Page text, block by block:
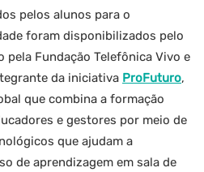
pelos alunos para o
foram disponibilizados pelo
pela Fundação Telefônica Vivo e
da iniciativa ProFuturo,
que combina a formação
e gestores por meio de
que ajudam a
de aprendizagem em sala de